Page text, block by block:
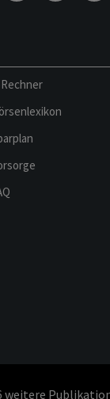
weitere